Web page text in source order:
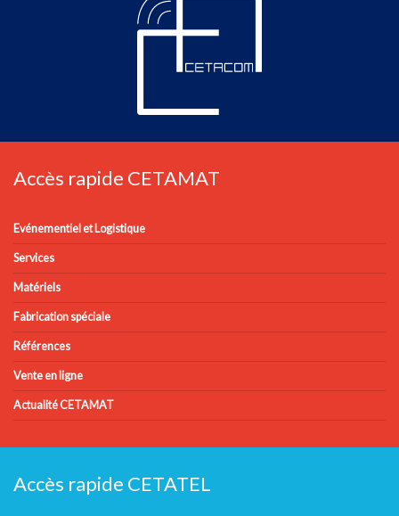
Accès rapide CETAMAT
Evénementiel et Logistique
Services
Matériels
Fabrication spéciale
Références
Vente en ligne
Actualité CETAMAT
Accès rapide CETATEL